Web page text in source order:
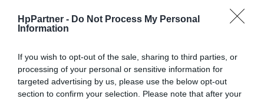
HpPartner - Do Not Process My Personal
Information
If you wish to opt-out of the sale, sharing to third parties, or
processing of your personal or sensitive information for
targeted advertising by us, please use the below opt-out
section to confirm your selection. Please note that after your